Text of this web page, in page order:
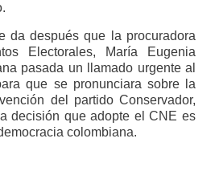
da después que la procuradora
Electorales, María Eugenia
pasada un llamado urgente al
que se pronunciara sobre la
del partido Conservador,
decisión que adopte el CNE es
colombiana.